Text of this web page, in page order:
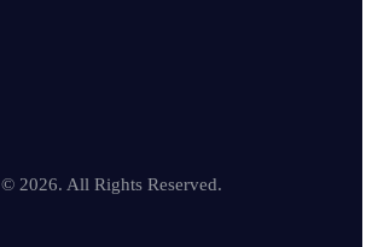
© 2026. All Rights Reserved.